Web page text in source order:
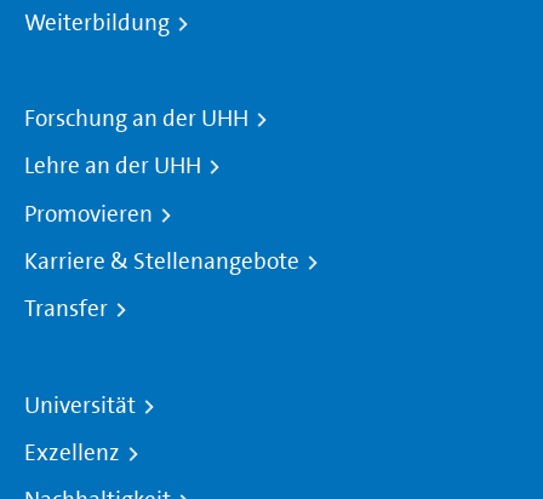
Weiterbildung
Forschung an der UHH
Lehre an der UHH
Promovieren
Karriere & Stellenangebote
Transfer
Universität
Exzellenz